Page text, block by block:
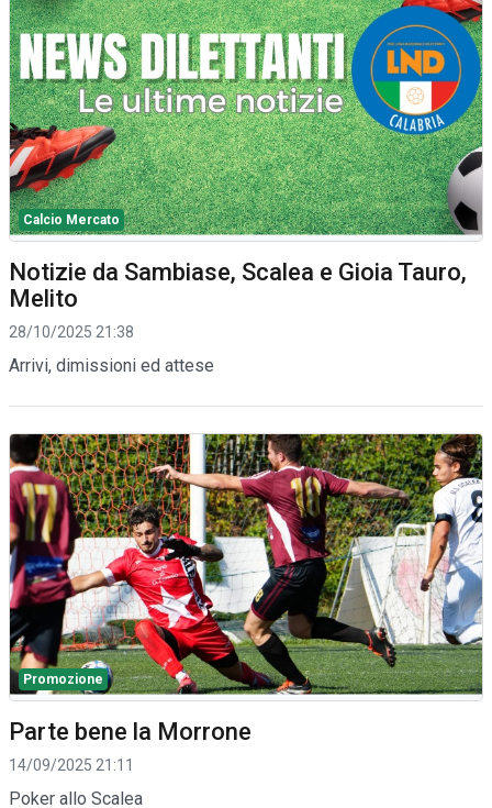
Calcio Mercato
Notizie da Sambiase, Scalea e Gioia Tauro,
Melito
28/10/2025 21:38
Arrivi, dimissioni ed attese
Promozione
Parte bene la Morrone
14/09/2025 21:11
Poker allo Scalea